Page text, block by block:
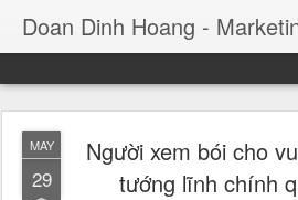
MAY
29
Người xem bói cho
tướng lĩnh chính